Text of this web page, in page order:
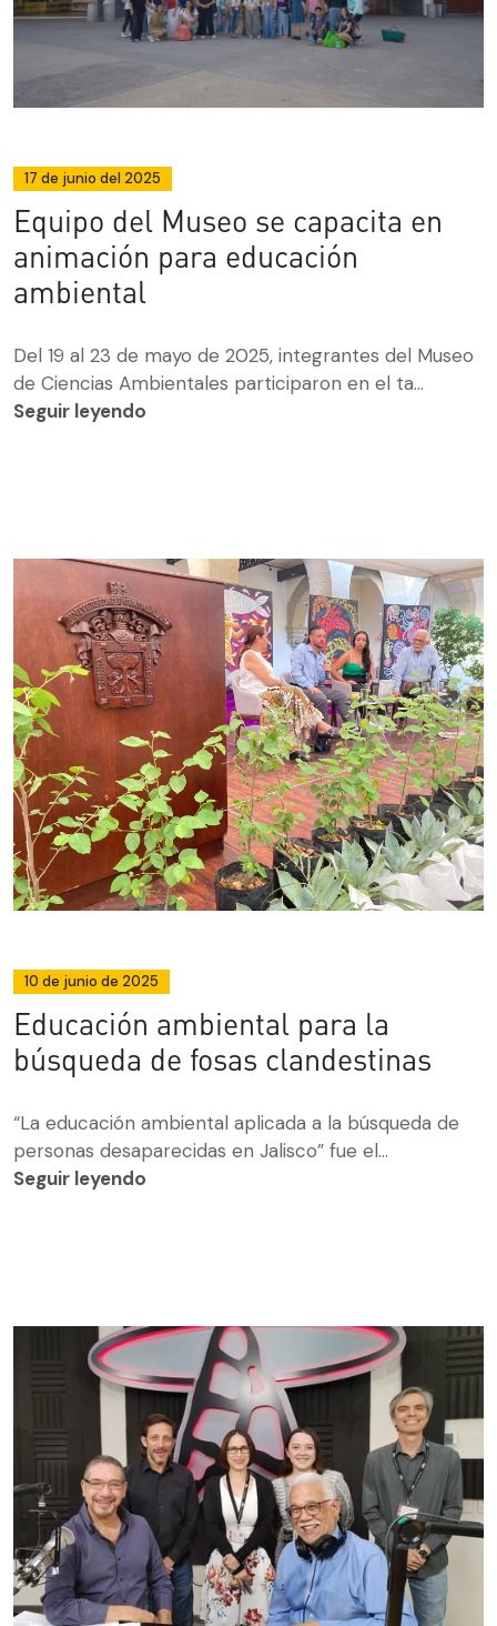
17 de junio del 2025
Equipo del Museo se capacita en
animación para educación
ambiental
Del 19 al 23 de mayo de 2025, integrantes del Museo
de Ciencias Ambientales participaron en el ta...
Seguir leyendo
10 de junio de 2025
Educación ambiental para la
búsqueda de fosas clandestinas
“La educación ambiental aplicada a la búsqueda de
personas desaparecidas en Jalisco” fue el...
Seguir leyendo